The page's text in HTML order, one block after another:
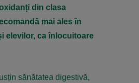
din clasa
mai ales în
elevilor, ca înlocuitoare
sănătatea digestivă,